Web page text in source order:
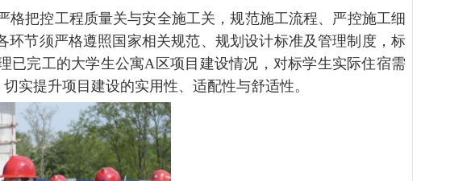
把控工程质量关与安全施工关，规范施工流程、严控施工细
节须严格遵照国家相关规范、规划设计标准及管理制度，标
已完工的大学生公寓A 区项目建设情况，对标学生实际住宿需
实提升项目建设的实用性、适配性与舒适性。